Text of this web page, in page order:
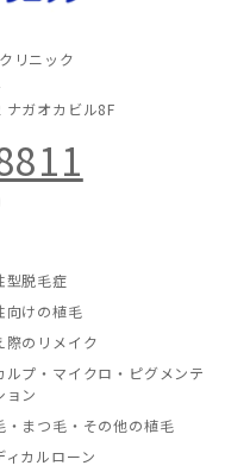
リニック
ナガオカビル8F
型脱毛症
向けの植毛
際のリメイク
ルプ・マイクロ・ピグメンテ
ョン
・まつ毛・その他の植毛
ィカルローン